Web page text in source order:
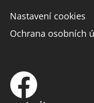
Nastavení cookies
Ochrana osobních